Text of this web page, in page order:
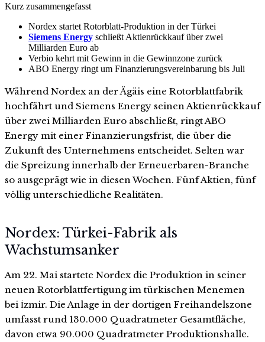
Kurz zusammengefasst
Nordex startet Rotorblatt-Produktion in der Türkei
Siemens Energy schließt Aktienrückkauf über zwei
Milliarden Euro ab
Verbio kehrt mit Gewinn in die Gewinnzone zurück
ABO Energy ringt um Finanzierungsvereinbarung bis Juli
Während Nordex an der Ägäis eine Rotorblattfabrik
hochfährt und Siemens Energy seinen Aktienrückkauf
über zwei Milliarden Euro abschließt, ringt ABO
Energy mit einer Finanzierungsfrist, die über die
Zukunft des Unternehmens entscheidet. Selten war
die Spreizung innerhalb der Erneuerbaren-Branche
so ausgeprägt wie in diesen Wochen. Fünf Aktien, fünf
völlig unterschiedliche Realitäten.
Nordex: Türkei-Fabrik als
Wachstumsanker
Am 22. Mai startete Nordex die Produktion in seiner
neuen Rotorblattfertigung im türkischen Menemen
bei İzmir. Die Anlage in der dortigen Freihandelszone
umfasst rund 130.000 Quadratmeter Gesamtfläche,
davon etwa 90.000 Quadratmeter Produktionshalle.